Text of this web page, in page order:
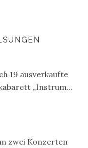
19 ausverkaufte
„Instrum…
zwei Konzerten